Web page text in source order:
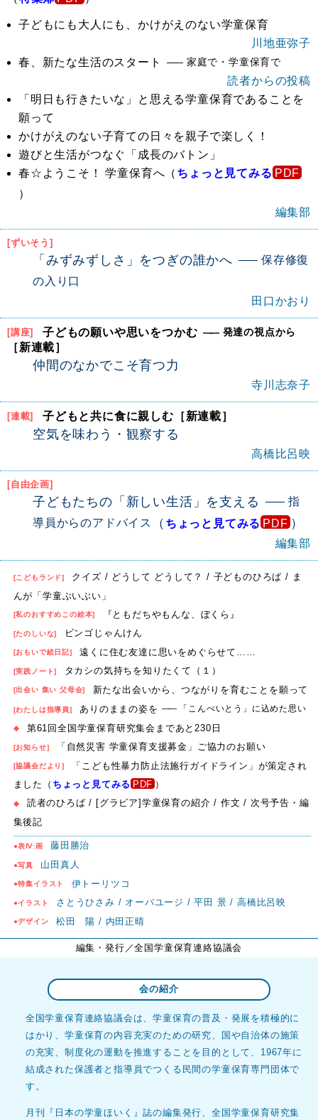
子どもにも大人にも、かけがえのない学童保育
川地亜弥子
春、新たな生活のスタート
家庭で・学童保育で
読者からの投稿
「明日も行きたいな」と思える学童保育であることを
願って
かけがえのない子育ての日々を親子で楽しく！
遊びと生活がつなぐ「成長のバトン」
春☆ようこそ！ 学童保育へ（ ちょっと見てみる
）
編集部
[ずいそう]
「みずみずしさ」をつぎの誰かへ
保存修復
の入り口
田口かおり
[講座] 子どもの願いや思いをつかむ 発達の視点から
［新連載］
仲間のなかでこそ育つ力
寺川志奈子
[連載] 子どもと共に食に親しむ［新連載］
空気を味わう・観察する
高橋比呂映
[自由企画]
子どもたちの「新しい生活」を支える
指
導員からのアドバイス
（ ちょっと見てみる ）
編集部
[こどもランド]
クイズ / どうして どうして？ / 子どものひろば / ま
んが「学童ぶいぶい」
[私のおすすめこの絵本] 『ともだちやもんな、ぼくら』
[たのしいな] ビンゴじゃんけん
[おもいで絵日記] 遠くに住む友達に思いをめぐらせて……
[実践ノート] タカシの気持ちを知りたくて（１）
[出会い 集い 父母会] 新たな出会いから、つながりを育むことを願って
[わたしは指導員] ありのままの姿を 「こんぺいとう」に込めた思い
◆ 第61回全国学童保育研究集会まであと230日
[お知らせ] 「自然災害 学童保育支援募金」ご協力のお願い
[協議会だより]
「こども性暴力防止法施行ガイドライン」が策定され
ました（ ちょっと見てみる ）
◆
読者のひろば / [グラビア]学童保育の紹介 / 作文 / 次号予告・編
集後記
●表Ⅳ:画 藤田勝治
●写真 山田真人
●特集イラスト 伊トーリツコ
●イラスト さとうひさみ / オーバユージ / 平田 景 / 高橋比呂映
●デザイン 松田 陽 / 内田正晴
編集・発行 ／全国学童保育連絡協議会
会の紹介
全国学童保育連絡協議会は、学童保育の普及・発展を積極的に
はかり、学童保育の内容充実のための研究、国や自治体の施策
の充実、制度化の運動を推進することを目的として、1967年に
結成された保護者と指導員でつくる民間の学童保育専門団体で
す。
月刊『日本の学童ほいく』誌の編集発行、全国学童保育研究集